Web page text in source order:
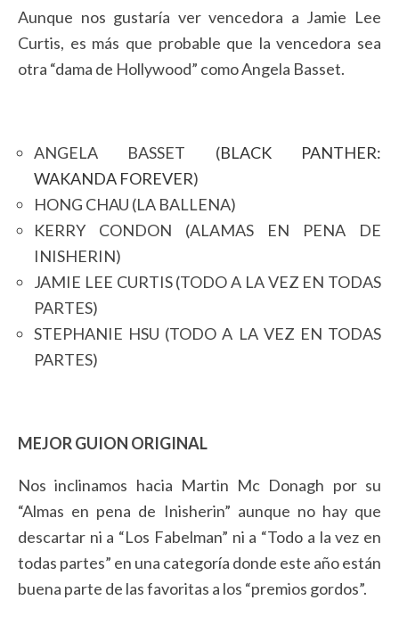
Aunque nos gustaría ver vencedora a Jamie Lee
Curtis, es más que probable que la vencedora sea
otra “dama de Hollywood” como Angela Basset.
ANGELA BASSET (BLACK PANTHER:
WAKANDA FOREVER)
HONG CHAU (LA BALLENA)
KERRY CONDON (ALAMAS EN PENA DE
INISHERIN)
JAMIE LEE CURTIS (TODO A LA VEZ EN TODAS
PARTES)
STEPHANIE HSU (TODO A LA VEZ EN TODAS
PARTES)
MEJOR GUION ORIGINAL
Nos inclinamos hacia Martin Mc Donagh por su
“Almas en pena de Inisherin” aunque no hay que
descartar ni a “Los Fabelman” ni a “Todo a la vez en
todas partes” en una categoría donde este año están
buena parte de las favoritas a los “premios gordos”.